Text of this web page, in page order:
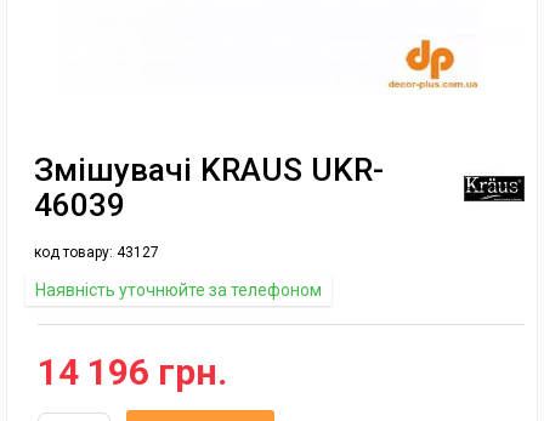
Змішувачі KRAUS UKR-
46039
код товару: 43127
Наявність уточнюйте за телефоном
14 196 грн.